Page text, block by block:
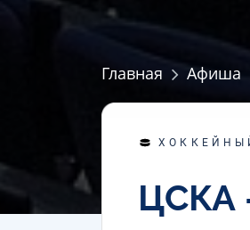
Главная Афиша
ЦСКА